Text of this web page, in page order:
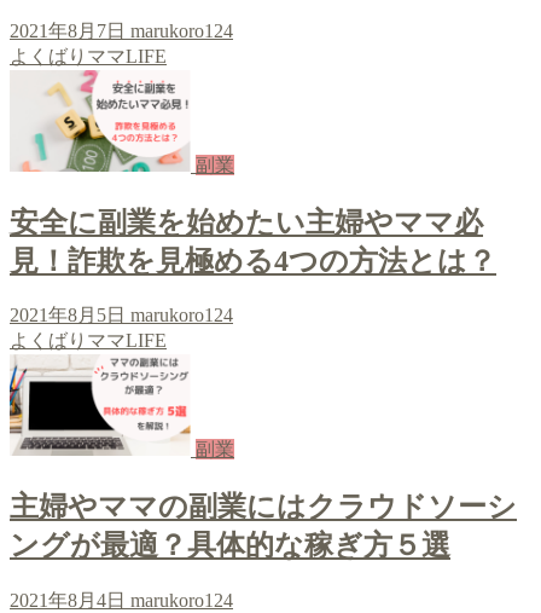
2021年8月7日 marukoro124
よくばりママLIFE
副業
安全に副業を始めたい主婦やママ必
見！詐欺を見極める4つの方法とは？
2021年8月5日 marukoro124
よくばりママLIFE
副業
主婦やママの副業にはクラウドソーシ
ングが最適？具体的な稼ぎ方５選
2021年8月4日 marukoro124